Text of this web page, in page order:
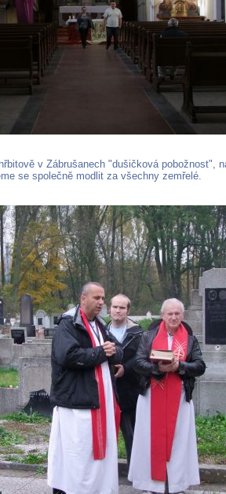
v Zábrušanech "dušičková pobožnost",
se společně modlit za všechny zemřelé.